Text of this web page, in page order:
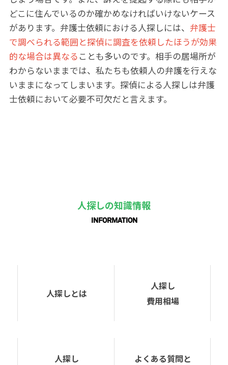
どこに住んでいるのか確かめなければいけないケース
があります。弁護士依頼における人探しには、 弁護士
で調べられる範囲と探偵に調査を依頼したほうが効果
的な場合は異なる ことも多いのです。相手の居場所が
わからないままでは、私たちも依頼人の弁護を行えな
いままになってしまいます。探偵による人探しは弁護
士依頼において必要不可欠だと言えます。
人探しの知識情報
INFORMATION
人探しとは
人探し
費用相場
人探し
よくある質問と